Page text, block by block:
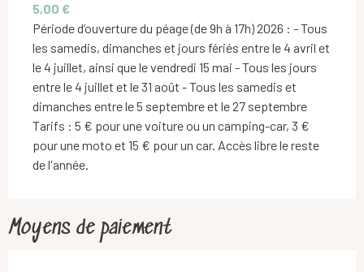
5,00 €
Période d’ouverture du péage (de 9h à 17h) 2026 : - Tous
les samedis, dimanches et jours fériés entre le 4 avril et
le 4 juillet, ainsi que le vendredi 15 mai - Tous les jours
entre le 4 juillet et le 31 août - Tous les samedis et
dimanches entre le 5 septembre et le 27 septembre
Tarifs : 5 € pour une voiture ou un camping-car, 3 €
pour une moto et 15 € pour un car. Accès libre le reste
de l'année.
Moyens de paiement